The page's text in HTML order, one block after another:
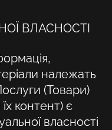
ВЛАСНОСТІ
належать
(Товари)
контент) є
власності